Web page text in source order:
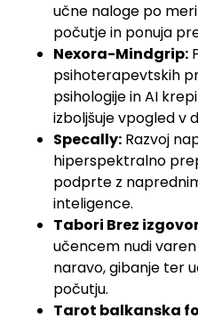
učne naloge po
počutje in ponuja
Nexora-Mindgrip:
psihoterapevtskih
psihologije in AI
izboljšuje vpogled v
Specally: Razvoj
hiperspektralno
podprte z
inteligence.
Tabori Brez
učencem nudi
naravo, gibanje ter
počutju.
Tarot balkanska